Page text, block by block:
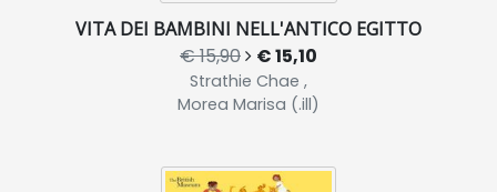
VITA DEI BAMBINI NELL'ANTICO EGITTO
€ 15,90 € 15,10
Strathie Chae ,
Morea Marisa (.ill)